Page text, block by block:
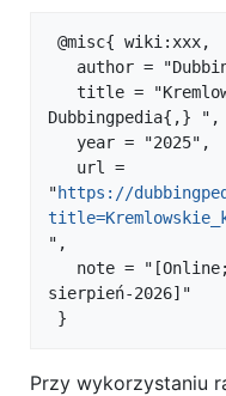
Dubbingpedia{,} ",
"https://
",
sierpień-2026]"
Przy wykorzystaniu